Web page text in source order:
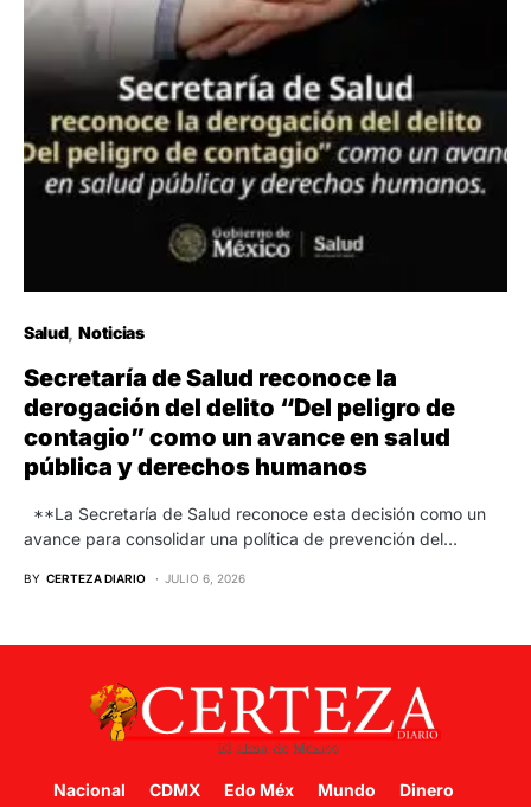
Salud Noticias
Secretaría de Salud reconoce la
derogación del delito “Del peligro de
contagio” como un avance en salud
pública y derechos humanos
**La Secretaría de Salud reconoce esta decisión como un
avance para consolidar una política de prevención del…
BY CERTEZA DIARIO JULIO 6, 2026
Nacional CDMX Edo Méx Mundo Dinero